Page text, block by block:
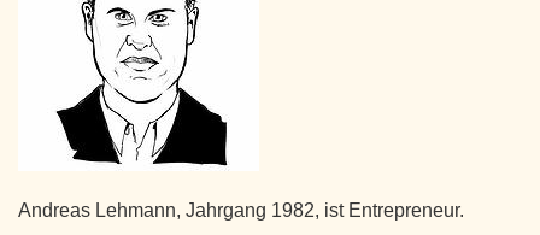
Andreas Lehmann, Jahrgang 1982, ist Entrepreneur.